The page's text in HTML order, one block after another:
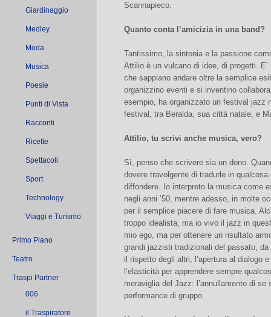
Giardinaggio
Medley
Moda
Musica
Poesie
Punti di Vista
Racconti
Ricette
Spettacoli
Sport
Technology
Viaggi e Turismo
Primo Piano
Teatro
Traspi Partner
006
il Traspiratore
Scannapieco.
Quanto conta l’amicizia in una band?
Tantissimo, la sintonia e la passione
Attilio è un vulcano di idee, di progetti.
che sappiano andare oltre la semplice
organizzino eventi e si inventino
esempio, ha organizzato un festival jazz
festival, tra Beralda, sua città natale, e
Attilio, tu scrivi anche musica, vero?
Sì, penso che scrivere sia un dono.
dovere travolgente di tradurle in
diffondere. Io interpreto la musica come
negli anni ’50, mentre adesso, in molte
per il semplice piacere di fare musica.
troppo idealista, ma io vivo il jazz in
mio ego, ma per ottenere un risultato
grandi jazzisti tradizionali del passato,
il rispetto degli altri, l’apertura al dialogo
l’elasticità per apprendere sempre
meraviglia del Jazz: l’annullamento di se
performance di gruppo.